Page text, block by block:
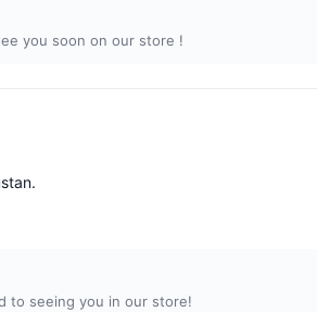
you soon on our store !
to seeing you in our store!